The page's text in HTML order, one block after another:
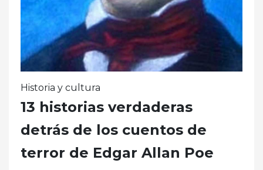
Historia y cultura
13 historias verdaderas
detrás de los cuentos de
terror de Edgar Allan Poe